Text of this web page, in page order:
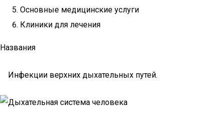
Основные медицинские услуги
Клиники для лечения
Названия
Инфекции верхних дыхательных путей.